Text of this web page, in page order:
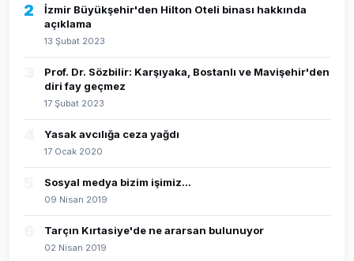
2
İzmir Büyükşehir'den Hilton Oteli binası hakkında
açıklama
13 Şubat 2023
Prof. Dr. Sözbilir: Karşıyaka, Bostanlı ve Mavişehir'den
diri fay geçmez
17 Şubat 2023
Yasak avcılığa ceza yağdı
17 Ocak 2020
Sosyal medya bizim işimiz...
09 Nisan 2019
Tarçın Kırtasiye'de ne ararsan bulunuyor
02 Nisan 2019